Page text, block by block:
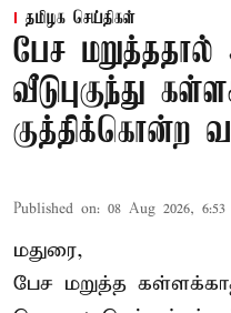
தமிழக செய்திகள்
பேச மறுத்ததால்
வீடுபுகுந்து
குத்திக்கொன்ற
Published on: 08 Aug 2026, 6:53
மதுரை,
பேச மறுத்த